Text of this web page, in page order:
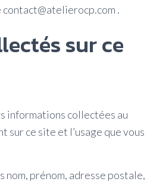
contact@atelierocp.com .
sur ce
informations collectées au
ce site et l’usage que vous
nom, prénom, adresse postale,